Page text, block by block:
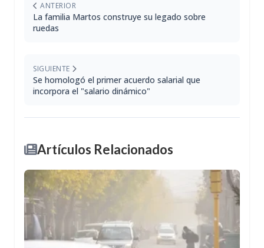
ANTERIOR
La familia Martos construye su legado sobre
ruedas
SIGUIENTE
Se homologó el primer acuerdo salarial que
incorpora el "salario dinámico"
Artículos Relacionados